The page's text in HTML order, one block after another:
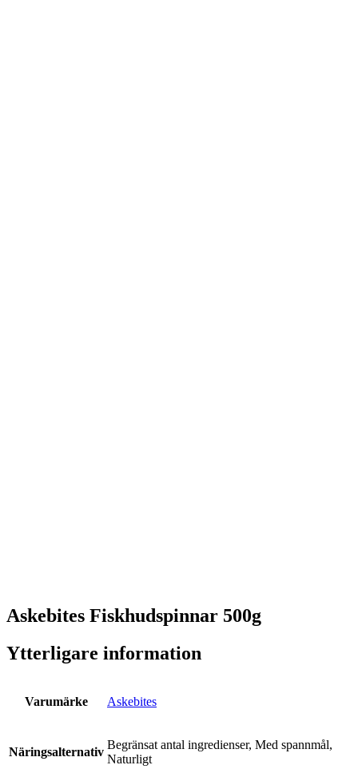
Askebites Fiskhudspinnar 500g
Ytterligare information
Varumärke Askebites
Näringsalternativ
Begränsat antal ingredienser, Med spannmål,
Naturligt